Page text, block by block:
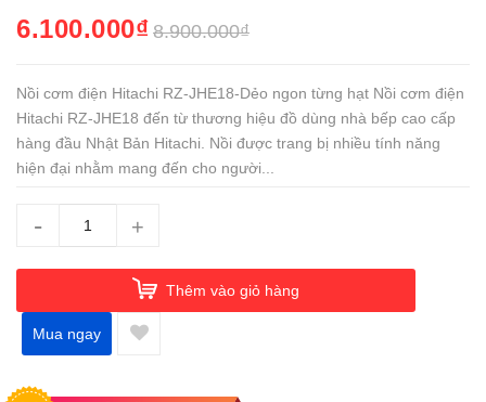
6.100.000₫ 8.900.000₫
Nồi cơm điện Hitachi RZ-JHE18-Dẻo ngon từng hạt Nồi cơm điện
Hitachi RZ-JHE18 đến từ thương hiệu đồ dùng nhà bếp cao cấp
hàng đầu Nhật Bản Hitachi. Nồi được trang bị nhiều tính năng
hiện đại nhằm mang đến cho người...
- +
Thêm vào giỏ hàng
Mua ngay